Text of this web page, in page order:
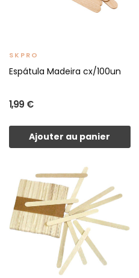
SKPRO
Espátula Madeira cx/100un
1,99 €
Ajouter au panier